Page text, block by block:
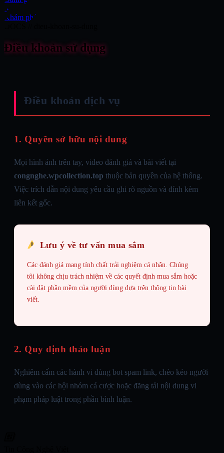
Xe
Khám phá
Điều khoản sử dụng
Điều khoản dịch vụ
1. Quyền sở hữu nội dung
Mọi hình ảnh trên tay, video đánh giá và bài viết tại
congnghe.wpcollection.top thuộc bản quyền của hệ thống.
Việc trích dẫn nội dung yêu cầu ghi rõ nguồn và đính kèm
liên kết gốc.
Lưu ý về tư vấn mua sắm
Các đánh giá mang tính chất trải nghiệm cá nhân. Chúng
tôi không chịu trách nhiệm về các quyết định mua sắm hoặc
cài đặt phần mềm của người dùng dựa trên thông tin bài
viết.
2. Quy định thảo luận
Nghiêm cấm các hành vi dùng bot spam link, chèo kéo người
dùng vào các hội nhóm cá cược hoặc đăng tải nội dung vi
phạm pháp luật trong phần bình luận.